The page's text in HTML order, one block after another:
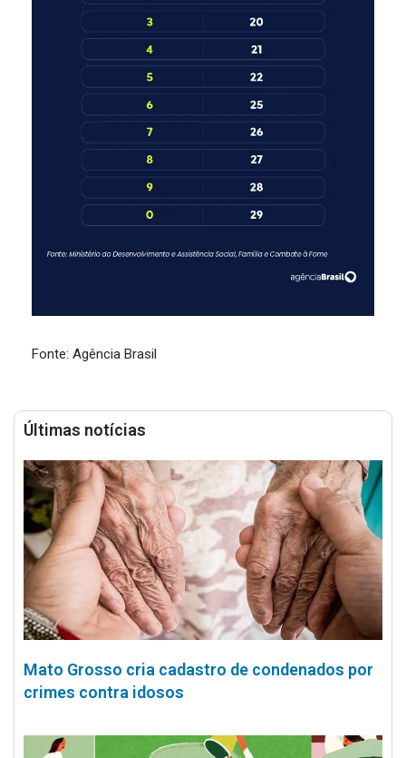
Fonte: Agência Brasil
Últimas notícias
Mato Grosso cria cadastro de condenados por
crimes contra idosos